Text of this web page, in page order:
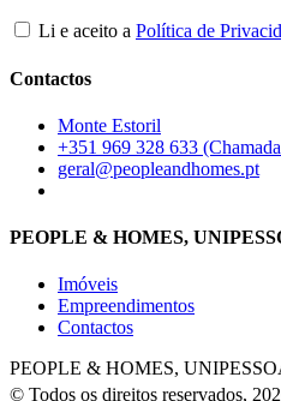
Li e aceito a Política de
Contactos
Monte Estoril
+351 969 328 633
geral@peopleandhomes.pt
PEOPLE & HOMES,
Imóveis
Empreendimentos
Contactos
PEOPLE & HOMES,
© Todos os direitos reservados,